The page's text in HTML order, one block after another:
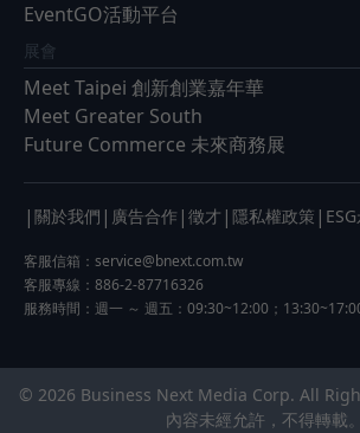
EventGO活動平台
展會
Meet Taipei 創新創業嘉年華
Meet Greater South
Future Commerce 未來商務展
| 關於我們 | 廣告合作 | 徵才 | 隱私權政策 |
客服信箱： service@bnext.com.tw
客服專線：886-2-87716326
服務時間：週一 ～ 週五：09:30~12:00；
© 2026 Business Next Media Corp. All
內容未經允許，不得轉載。